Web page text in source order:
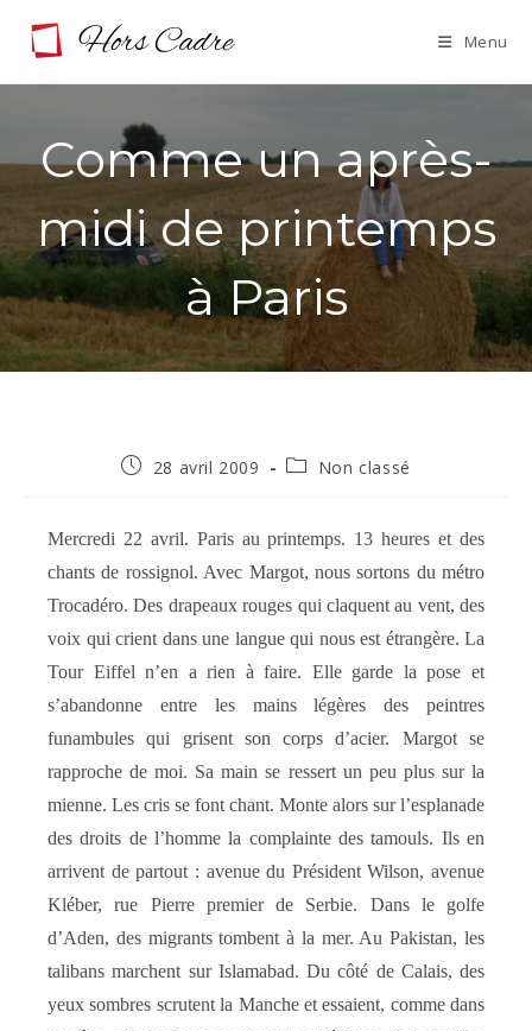
Menu
Comme un après-
midi de printemps
à Paris
Publication
28 avril 2009
PostNon classé
Mercredi 22 avril. Paris au printemps. 13 heures et des
chants de rossignol. Avec Margot, nous sortons du métro
Trocadéro. Des drapeaux rouges qui claquent au vent, des
voix qui crient dans une langue qui nous est étrangère. La
Tour Eiffel n’en a rien à faire. Elle garde la pose et
s’abandonne entre les mains légères des peintres
funambules qui grisent son corps d’acier. Margot se
rapproche de moi. Sa main se ressert un peu plus sur la
mienne. Les cris se font chant. Monte alors sur l’esplanade
des droits de l’homme la complainte des tamouls. Ils en
arrivent de partout : avenue du Président Wilson, avenue
Kléber, rue Pierre premier de Serbie. Dans le golfe
d’Aden, des migrants tombent à la mer. Au Pakistan, les
talibans marchent sur Islamabad. Du côté de Calais, des
yeux sombres scrutent la Manche et essaient, comme dans